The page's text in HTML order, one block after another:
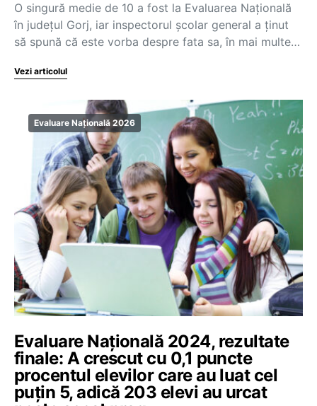
O singură medie de 10 a fost la Evaluarea Națională
în județul Gorj, iar inspectorul școlar general a ținut
să spună că este vorba despre fata sa, în mai multe…
Vezi articolul
Evaluare Națională 2026
Evaluare Națională 2024, rezultate
finale: A crescut cu 0,1 puncte
procentul elevilor care au luat cel
puțin 5, adică 203 elevi au urcat